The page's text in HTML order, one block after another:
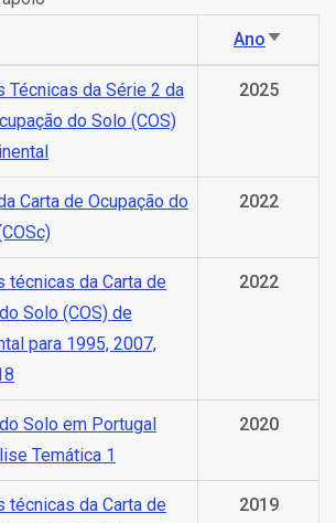
Ano
Técnicas da Série 2 da
do Solo (COS)
2025
Carta de Ocupação do
2022
técnicas da Carta de
Solo (COS) de
para 1995, 2007,
2022
Solo em Portugal
Temática 1
2020
técnicas da Carta de
2019